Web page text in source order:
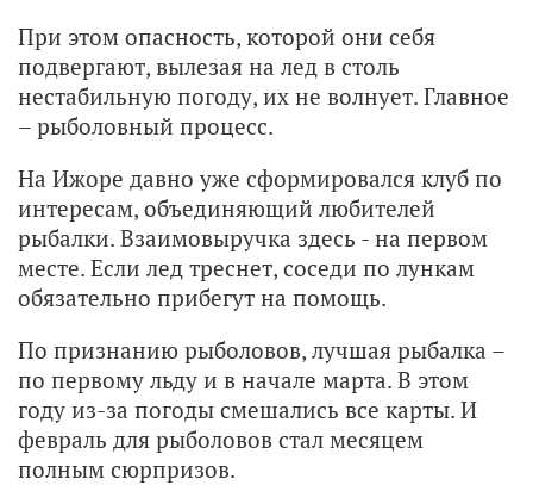
При этом опасность, которой они себя
подвергают, вылезая на лед в столь
нестабильную погоду, их не волнует. Главное
– рыболовный процесс.
На Ижоре давно уже сформировался клуб по
интересам, объединяющий любителей
рыбалки. Взаимовыручка здесь - на первом
месте. Если лед треснет, соседи по лункам
обязательно прибегут на помощь.
По признанию рыболовов, лучшая рыбалка –
по первому льду и в начале марта. В этом
году из-за погоды смешались все карты. И
февраль для рыболовов стал месяцем
полным сюрпризов.